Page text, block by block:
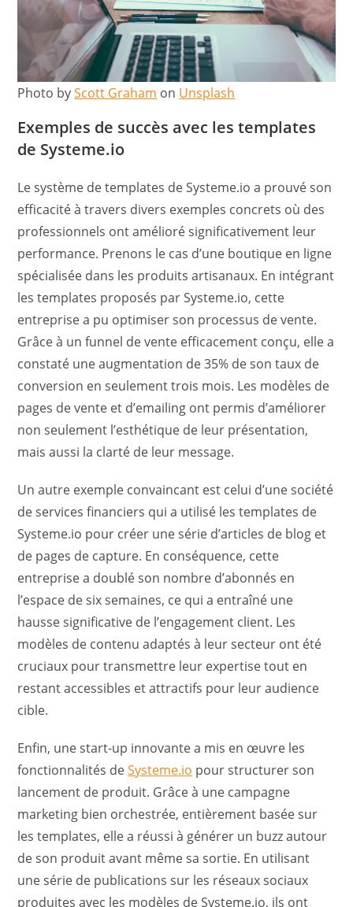
Photo byScott Graham on Unsplash
Exemples de succès avec les templates
de Systeme.io
Le système de templates de Systeme.io a prouvé son
efficacité à travers divers exemples concrets où des
professionnels ont amélioré significativement leur
performance. Prenons le cas d’une boutique en ligne
spécialisée dans les produits artisanaux. En intégrant
les templates proposés par Systeme.io, cette
entreprise a pu optimiser son processus de vente.
Grâce à un funnel de vente efficacement conçu, elle a
constaté une augmentation de 35% de son taux de
conversion en seulement trois mois. Les modèles de
pages de vente et d’emailing ont permis d’améliorer
non seulement l’esthétique de leur présentation,
mais aussi la clarté de leur message.
Un autre exemple convaincant est celui d’une société
de services financiers qui a utilisé les templates de
Systeme.io pour créer une série d’articles de blog et
de pages de capture. En conséquence, cette
entreprise a doublé son nombre d’abonnés en
l’espace de six semaines, ce qui a entraîné une
hausse significative de l’engagement client. Les
modèles de contenu adaptés à leur secteur ont été
cruciaux pour transmettre leur expertise tout en
restant accessibles et attractifs pour leur audience
cible.
Enfin, une start-up innovante a mis en œuvre les
fonctionnalités deSysteme.io pour structurer son
lancement de produit. Grâce à une campagne
marketing bien orchestrée, entièrement basée sur
les templates, elle a réussi à générer un buzz autour
de son produit avant même sa sortie. En utilisant
une série de publications sur les réseaux sociaux
produites avec les modèles de Systeme.io, ils ont